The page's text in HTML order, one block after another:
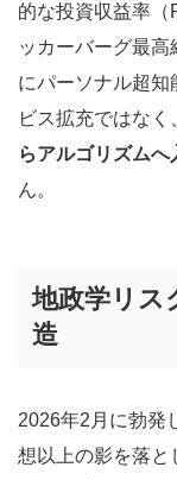
的な投資収益率
ッカーバーグ最高
にパーソナル超知
ビス拡充ではなく
らアルゴリズムへ
ん。
地政学リス
造
2026年2月に勃発
想以上の影を落と